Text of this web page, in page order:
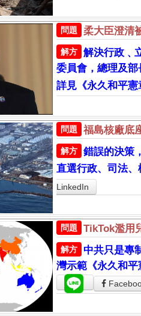
問題 柔大臣澄清
解方
解決行政﹑
委員會，總理及
詳見《永久和平憲
問題 福島核廠底
解方
錯誤的決策
直選行政、司法、
LinkedIn
問題 TikTok濫用
解方
中共只是專
灣示範《永久和平